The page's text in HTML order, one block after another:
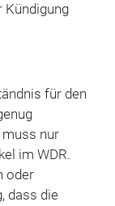
Kündigung
für den
muss nur
im WDR.
oder
dass die